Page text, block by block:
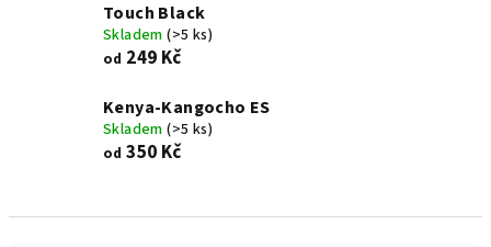
Touch Black
Skladem(>5 ks)
od 249 Kč
Kenya-Kangocho ES
Skladem(>5 ks)
od 350 Kč